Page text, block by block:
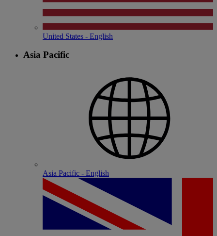
United States - English
Asia Pacific
Asia Pacific - English